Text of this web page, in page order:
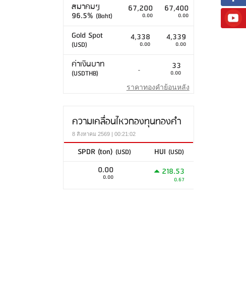
สมาคมฯ
96.5% (Baht)
67,200
0.00
67,400
0.00
Gold Spot
(USD)
4,338
0.00
4,339
0.00
ค่าเงินบาท
(USDTHB) - 33
0.00
ราคาทองคำย้อนหลัง
ความเคลื่อนไหวกองทุนทองคำ
8 สิงหาคม 2569 | 00:21:02
SPDR (ton) (USD) HUI (USD)
0.00
0.00 218.53
0.67